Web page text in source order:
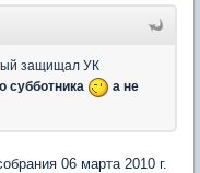
защищал УК
субботника
а не
06 марта 2010 г.